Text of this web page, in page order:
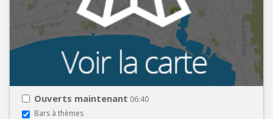
Ouverts maintenant 06:40
Bars à thèmes